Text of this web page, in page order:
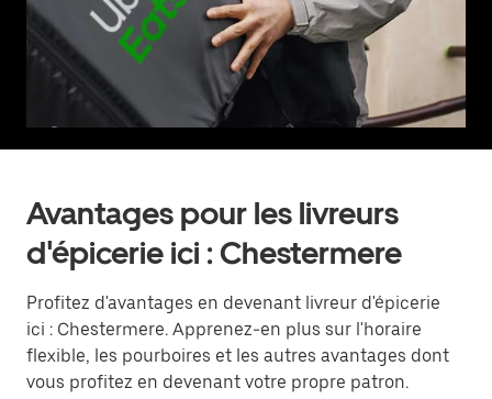
Avantages pour les livreurs
d'épicerie ici : Chestermere
Profitez d'avantages en devenant livreur d'épicerie
ici : Chestermere. Apprenez-en plus sur l'horaire
flexible, les pourboires et les autres avantages dont
vous profitez en devenant votre propre patron.